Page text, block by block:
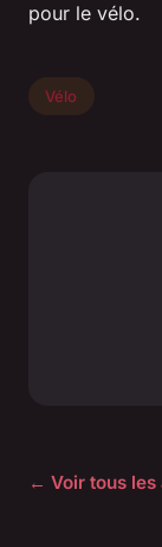
pour le vélo.
Vélo
← Voir tous les